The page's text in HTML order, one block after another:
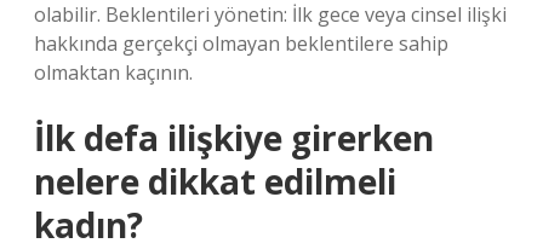
olabilir. Beklentileri yönetin: İlk gece veya cinsel ilişki
hakkında gerçekçi olmayan beklentilere sahip
olmaktan kaçının.
İlk defa ilişkiye girerken
nelere dikkat edilmeli
kadın?